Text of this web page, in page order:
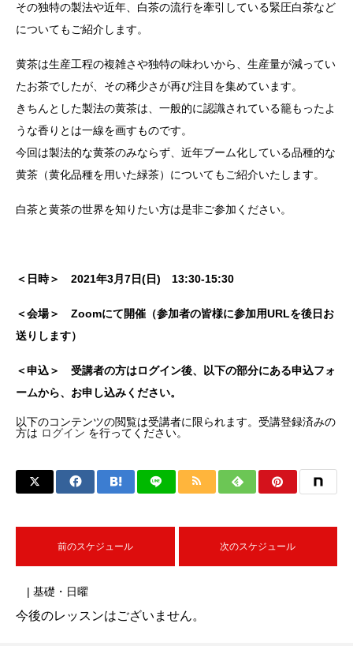
その独特の製法や近年、白茶の流行を牽引している緊圧白茶など
についてもご紹介します。
黄茶は生産工程の複雑さや独特の味わいから、生産量が減ってい
たお茶でしたが、その稀少さが再び注目を集めています。
きちんとした製法の黄茶は、一般的に認識されている籠もったよ
うな香りとは一線を画すものです。
今回は製法的な黄茶のみならず、近年ブーム化している品種的な
黄茶（黄化品種を用いた緑茶）についてもご紹介いたします。
白茶と黄茶の世界を知りたい方は是非ご参加ください。
＜日時＞ 2021年3月7日(日) 13:30-15:30
＜会場＞ Zoomにて開催（参加者の皆様に参加用URLを後日お
送りします）
＜申込＞ 受講者の方はログイン後、以下の部分にある申込フォ
ームから、お申し込みください。
以下のコンテンツの閲覧は受講者に限られます。受講登録済みの
方は ログイン を行ってください。
前のスケジュール 次のスケジュール
| 基礎・日曜
今後のレッスンはございません。